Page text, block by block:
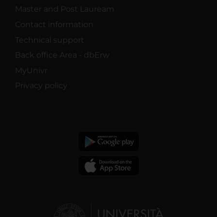
Master and Post Lauream
Contact information
Technical support
Back office Area - dbErw
MyUnivr
Privacy policy